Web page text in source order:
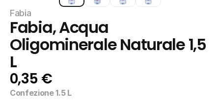
Fabia
Fabia, Acqua
Oligominerale Naturale 1,5
L
0,35 €
Confezione 1.5 L